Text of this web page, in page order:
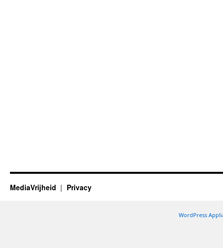
MediaVrijheid Privacy
WordPress